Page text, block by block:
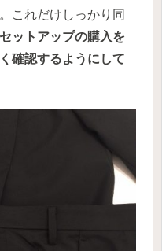
これだけしっかり同
セットアップの購入を
確認するようにして